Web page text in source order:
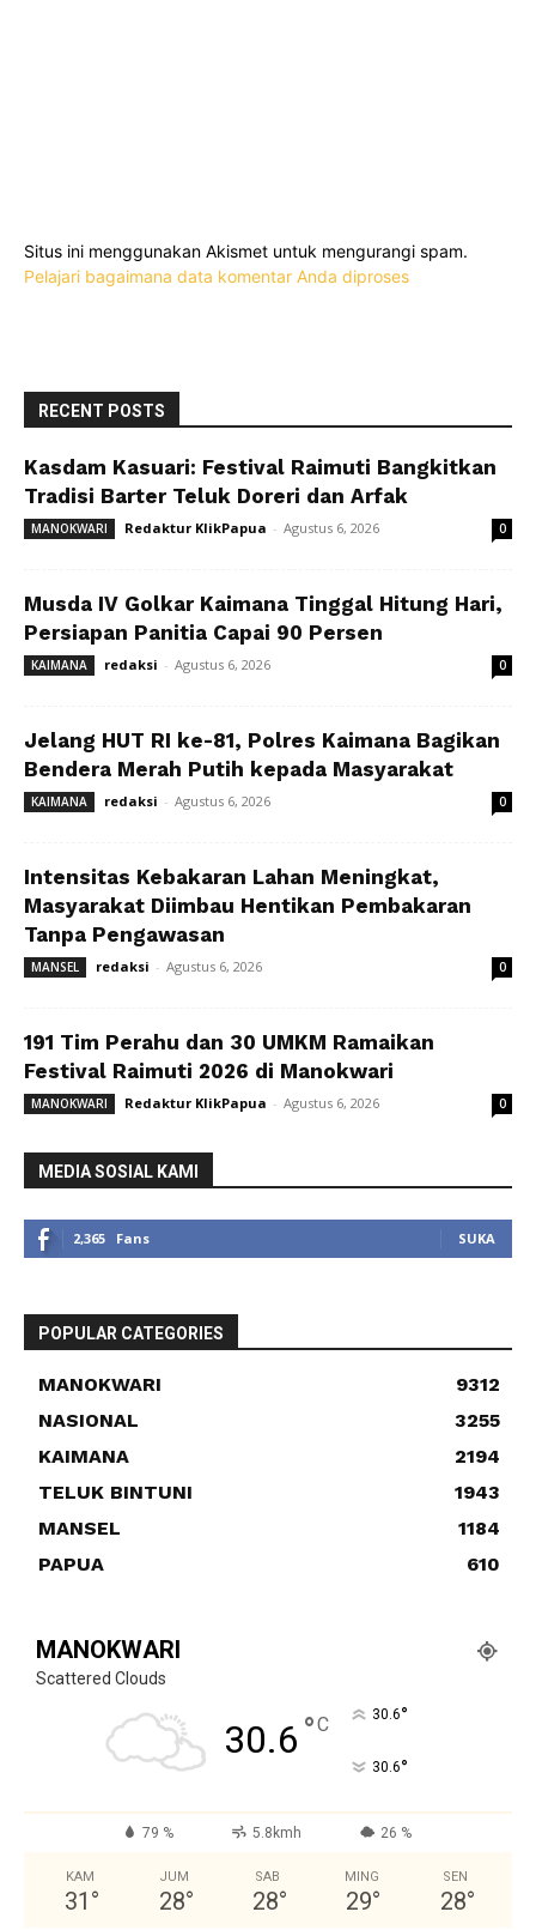
Situs ini menggunakan Akismet untuk mengurangi spam.
Pelajari bagaimana data komentar Anda diproses
RECENT POSTS
Kasdam Kasuari: Festival Raimuti Bangkitkan
Tradisi Barter Teluk Doreri dan Arfak
MANOKWARI Redaktur KlikPapua - Agustus 6, 2026 0
Musda IV Golkar Kaimana Tinggal Hitung Hari,
Persiapan Panitia Capai 90 Persen
KAIMANA redaksi - Agustus 6, 2026 0
Jelang HUT RI ke-81, Polres Kaimana Bagikan
Bendera Merah Putih kepada Masyarakat
KAIMANA redaksi - Agustus 6, 2026 0
Intensitas Kebakaran Lahan Meningkat,
Masyarakat Diimbau Hentikan Pembakaran
Tanpa Pengawasan
MANSEL redaksi - Agustus 6, 2026 0
191 Tim Perahu dan 30 UMKM Ramaikan
Festival Raimuti 2026 di Manokwari
MANOKWARI Redaktur KlikPapua - Agustus 6, 2026 0
MEDIA SOSIAL KAMI
2,365 Fans SUKA
POPULAR CATEGORIES
MANOKWARI
9312
NASIONAL
3255
KAIMANA
2194
TELUK BINTUNI
1943
MANSEL
1184
PAPUA
610
MANOKWARI
Scattered Clouds
30.6 °C 30.6°
30.6°
79 % 5.8kmh 26 %
KAM
31 °
JUM
28°
SAB
28°
MING
29°
SEN
28°